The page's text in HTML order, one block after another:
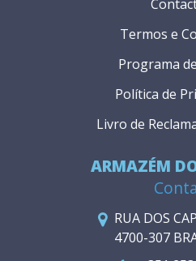
ARMAZÉM
RUA DOS
4700-307
Termos e
Programa
Política de
Livro de